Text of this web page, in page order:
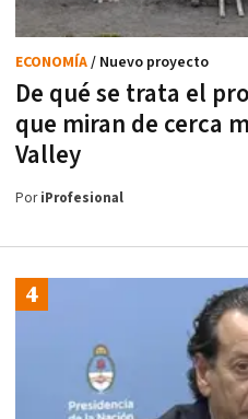
De qué se trata el
que miran de cerca
Valley
ECONOMÍA/ Nuevo proyecto
PoriProfesional